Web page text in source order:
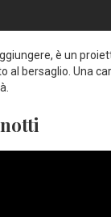
è un
al bersaglio. Una